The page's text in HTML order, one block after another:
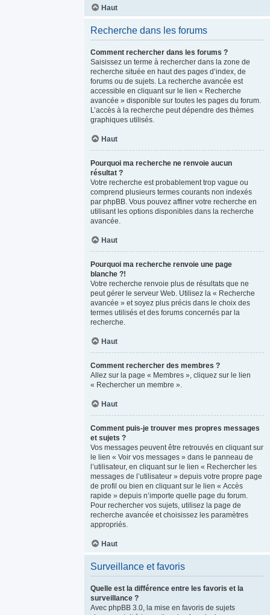
Haut
Recherche dans les forums
Comment rechercher dans les forums ?
Saisissez un terme à rechercher dans la zone de
recherche située en haut des pages d’index, de
forums ou de sujets. La recherche avancée est
accessible en cliquant sur le lien « Recherche
avancée » disponible sur toutes les pages du forum.
L’accès à la recherche peut dépendre des thèmes
graphiques utilisés.
Haut
Pourquoi ma recherche ne renvoie aucun
résultat ?
Votre recherche est probablement trop vague ou
comprend plusieurs termes courants non indexés
par phpBB. Vous pouvez affiner votre recherche en
utilisant les options disponibles dans la recherche
avancée.
Haut
Pourquoi ma recherche renvoie une page
blanche ?!
Votre recherche renvoie plus de résultats que ne
peut gérer le serveur Web. Utilisez la « Recherche
avancée » et soyez plus précis dans le choix des
termes utilisés et des forums concernés par la
recherche.
Haut
Comment rechercher des membres ?
Allez sur la page « Membres », cliquez sur le lien
« Rechercher un membre ».
Haut
Comment puis-je trouver mes propres messages
et sujets ?
Vos messages peuvent être retrouvés en cliquant sur
le lien « Voir vos messages » dans le panneau de
l’utilisateur, en cliquant sur le lien « Rechercher les
messages de l’utilisateur » depuis votre propre page
de profil ou bien en cliquant sur le lien « Accès
rapide » depuis n’importe quelle page du forum.
Pour rechercher vos sujets, utilisez la page de
recherche avancée et choisissez les paramètres
appropriés.
Haut
Surveillance et favoris
Quelle est la différence entre les favoris et la
surveillance ?
Avec phpBB 3.0, la mise en favoris de sujets